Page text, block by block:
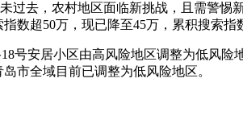
过去，农村地区面临新挑战，且需警
数超50万，现已降至45万，累积搜索指
号安居小区由高风险地区调整为低风
市全域目前已调整为低风险地区。